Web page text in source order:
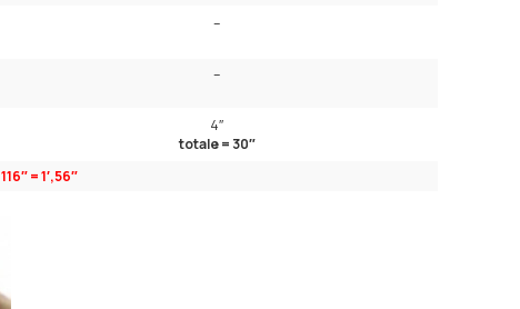
–
–
4″
totale = 30″
116″ = 1′,56″